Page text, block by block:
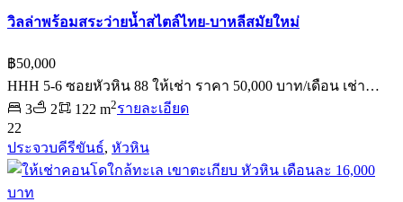
วิลล่าพร้อมสระว่ายน้ำสไตล์ไทย-บาหลีสมัยใหม่
฿50,000
HHH 5-6 ซอยหัวหิน 88 ให้เช่า ราคา 50,000 บาท/เดือน เช่า…
3
2 122 m2รายละเอียด
22
ประจวบคีรีขันธ์, หัวหิน